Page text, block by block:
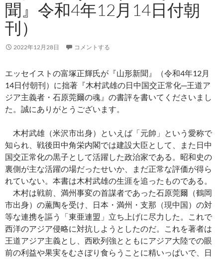
聞』令和4年12月14日付朝
刊）
2022年12月28日 コメントする
エッセイストの富塚正輝氏が『山形新聞』（令和4年12月
14日付朝刊）に拙著『木村武雄の日中国交正常化─王道ア
ジア主義者・石原莞爾の魂』の書評を書いてくださいまし
た。誠にありがとうございます。
木村武雄（米沢市出身）といえば「元帥」という愛称で
知られ、戦後田中角栄内閣では建設大臣として、また日中
国交正常化の黒子として活躍した政治家である。昭和史の
裏側が主な活躍の場だったせいか、まだ正常な評価が得ら
れていない。本書は木村武雄の生涯を追ったものである。
木村は戦前、満州事変の首謀者であった石原莞爾（鶴岡
市出身）の薫陶を受け、日本・満州・支那（現中国）の対
等な連携を謳う「東亜連盟」立ち上げに尽力した。これで
西洋のアジア侵略に対抗しようとしたのだ。これを著者は
王道アジア主義とし、西欧列強とともにアジア大陸での眼
前の利益や果実をむさぼり食らうことに精いっぱいで、日